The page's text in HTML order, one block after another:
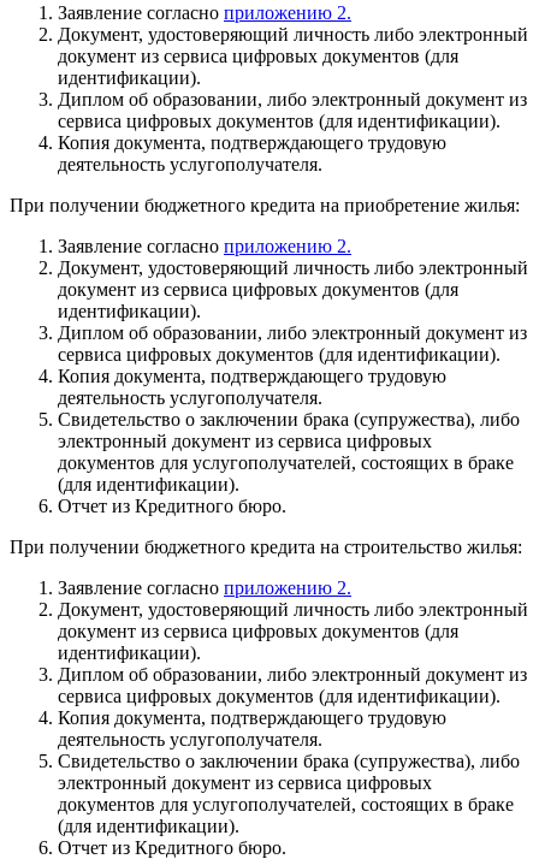
Заявление согласно приложению 2.
Документ, удостоверяющий личность либо электронный
документ из сервиса цифровых документов (для
идентификации).
Диплом об образовании, либо электронный документ из
сервиса цифровых документов (для идентификации).
Копия документа, подтверждающего трудовую
деятельность услугополучателя.
При получении бюджетного кредита на приобретение жилья:
Заявление согласно приложению 2.
Документ, удостоверяющий личность либо электронный
документ из сервиса цифровых документов (для
идентификации).
Диплом об образовании, либо электронный документ из
сервиса цифровых документов (для идентификации).
Копия документа, подтверждающего трудовую
деятельность услугополучателя.
Свидетельство о заключении брака (супружества), либо
электронный документ из сервиса цифровых
документов для услугополучателей, состоящих в браке
(для идентификации).
Отчет из Кредитного бюро.
При получении бюджетного кредита на строительство жилья:
Заявление согласно приложению 2.
Документ, удостоверяющий личность либо электронный
документ из сервиса цифровых документов (для
идентификации).
Диплом об образовании, либо электронный документ из
сервиса цифровых документов (для идентификации).
Копия документа, подтверждающего трудовую
деятельность услугополучателя.
Свидетельство о заключении брака (супружества), либо
электронный документ из сервиса цифровых
документов для услугополучателей, состоящих в браке
(для идентификации).
Отчет из Кредитного бюро.